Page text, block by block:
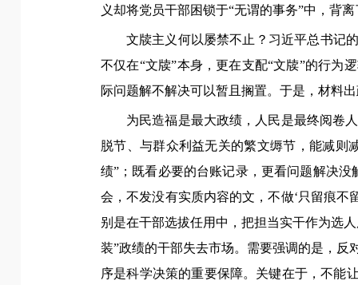
义却将党员干部困锁于“无谓的事务”中，背
文牍主义何以屡禁不止？习近平总书记
不仅在“文牍”本身，更在支配“文牍”的行为
际问题解不解决可以暂且搁置。于是，材料
为民造福是最大政绩，人民是最终阅卷
脱节、与群众利益无关的繁文缛节，能减则
绩”；既看必要的台账记录，更看问题解决
会，不发没有实质内容的文，不做‘只留痕
别是在干部选拔任用中，把担当实干作为选
装”政绩的干部失去市场。需要强调的是，
序是科学决策的重要保障。关键在于，不能